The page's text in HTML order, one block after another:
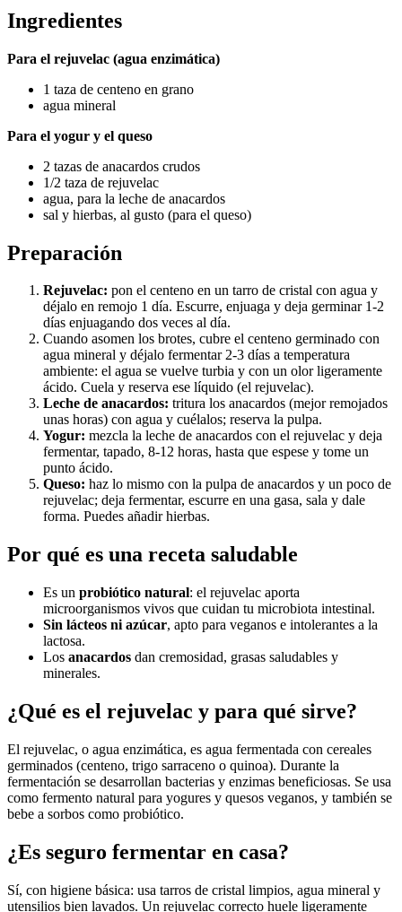
Ingredientes
Para el rejuvelac (agua enzimática)
1 taza de centeno en grano
agua mineral
Para el yogur y el queso
2 tazas de anacardos crudos
1/2 taza de rejuvelac
agua, para la leche de anacardos
sal y hierbas, al gusto (para el queso)
Preparación
Rejuvelac: pon el centeno en un tarro de cristal con agua y
déjalo en remojo 1 día. Escurre, enjuaga y deja germinar 1-2
días enjuagando dos veces al día.
Cuando asomen los brotes, cubre el centeno germinado con
agua mineral y déjalo fermentar 2-3 días a temperatura
ambiente: el agua se vuelve turbia y con un olor ligeramente
ácido. Cuela y reserva ese líquido (el rejuvelac).
Leche de anacardos: tritura los anacardos (mejor remojados
unas horas) con agua y cuélalos; reserva la pulpa.
Yogur: mezcla la leche de anacardos con el rejuvelac y deja
fermentar, tapado, 8-12 horas, hasta que espese y tome un
punto ácido.
Queso: haz lo mismo con la pulpa de anacardos y un poco de
rejuvelac; deja fermentar, escurre en una gasa, sala y dale
forma. Puedes añadir hierbas.
Por qué es una receta saludable
Es un probiótico natural: el rejuvelac aporta
microorganismos vivos que cuidan tu microbiota intestinal.
Sin lácteos ni azúcar, apto para veganos e intolerantes a la
lactosa.
Los anacardos dan cremosidad, grasas saludables y
minerales.
¿Qué es el rejuvelac y para qué sirve?
El rejuvelac, o agua enzimática, es agua fermentada con cereales
germinados (centeno, trigo sarraceno o quinoa). Durante la
fermentación se desarrollan bacterias y enzimas beneficiosas. Se usa
como fermento natural para yogures y quesos veganos, y también se
bebe a sorbos como probiótico.
¿Es seguro fermentar en casa?
Sí, con higiene básica: usa tarros de cristal limpios, agua mineral y
utensilios bien lavados. Un rejuvelac correcto huele ligeramente